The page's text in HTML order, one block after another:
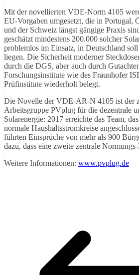
Mit der novellierten VDE-Norm 4105
EU-Vorgaben umgesetzt, die in Portugal,
und der Schweiz längst gängige Praxis
geschätzt mindestens 200.000 solcher
problemlos im Einsatz, in Deutschland
liegen. Die Sicherheit moderner
durch die DGS, aber auch durch
Forschungsinstitute wie des Fraunhofer
Prüfinstitute wiederholt belegt.
Die Novelle der VDE-AR-N 4105 ist der
Arbeitsgruppe PVplug für die dezentrale
Solarenergie: 2017 erreichte das Team,
normale Haushaltsstromkreise
führten Einsprüche von mehr als 900
dazu, dass eine zweite zentrale
Weitere Informationen: www.pvplug.de